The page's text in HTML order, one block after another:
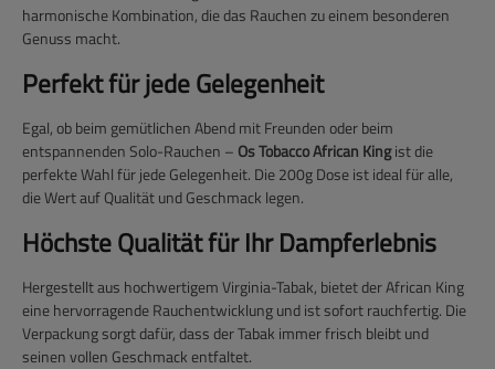
harmonische Kombination, die das Rauchen zu einem besonderen
Genuss macht.
Perfekt für jede Gelegenheit
Egal, ob beim gemütlichen Abend mit Freunden oder beim
entspannenden Solo-Rauchen – Os Tobacco African Kingist die
perfekte Wahl für jede Gelegenheit. Die 200g Dose ist ideal für alle,
die Wert auf Qualität und Geschmack legen.
Höchste Qualität für Ihr Dampferlebnis
Hergestellt aus hochwertigem Virginia-Tabak, bietet der African King
eine hervorragende Rauchentwicklung und ist sofort rauchfertig. Die
Verpackung sorgt dafür, dass der Tabak immer frisch bleibt und
seinen vollen Geschmack entfaltet.